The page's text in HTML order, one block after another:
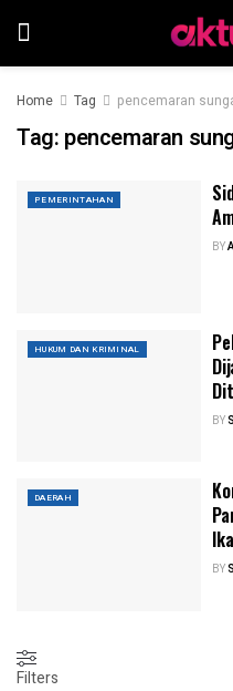
Home Tag pencemaran
Tag: pencemaran
PEMERINTAHAN
BY
HUKUM DAN KRIMINAL
BY
DAERAH
BY
Filters